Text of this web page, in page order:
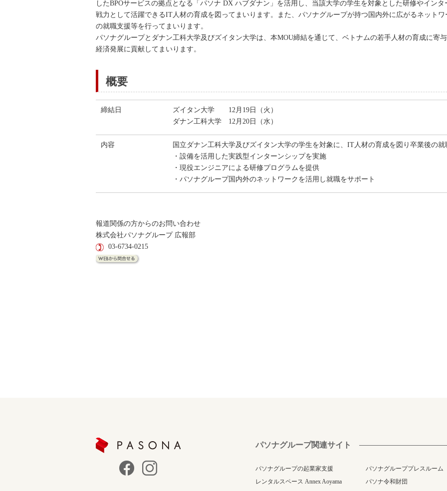
したBPOサービスの拠点となる「パソナ DX ハブダナン」を活用し、当該大学の学生を対象とした研修やイン
戦力として活躍できるIT人材の育成を図ってまいります。また、パソナグループが持つ国内外に広がるネット
の就職支援等を行ってまいります。
パソナグループとダナン工科大学及びズイタン大学は、本MOU締結を通じて、ベトナムの若手人材の育成に寄
経済発展に貢献してまいります。
概要
締結日
ズイタン大学 12月19日（火）
ダナン工科大学 12月20日（水）
内容
国立ダナン工科大学及びズイタン大学の学生を対象に、IT人材の育成を図り卒業後の就
・設備を活用した実践型インターンシップを実施
・現役エンジニアによる研修プログラムを提供
・パソナグループ国内外のネットワークを活用し就職をサポート
報道関係の方からのお問い合わせ
株式会社パソナグループ 広報部
03-6734-0215
パソナグループ関連サイト
パソナグループの起業家支援 パソナグループプレスルーム
レンタルスペース Annex Aoyama
パソナ令和財団